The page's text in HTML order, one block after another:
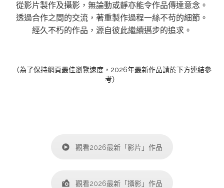
從影片製作及攝影，無論動或靜亦能令作品傳達意念。
透過合作之間的交流，著重製作過程一絲不苟的細節。
經久不朽的作品，源自彼此繼續邁步的追求。
（為了保持網頁最佳瀏覽速度，2026年最新作品請於下方連結參
考）
觀看2026最新「影片」作品
觀看2026最新「攝影」作品